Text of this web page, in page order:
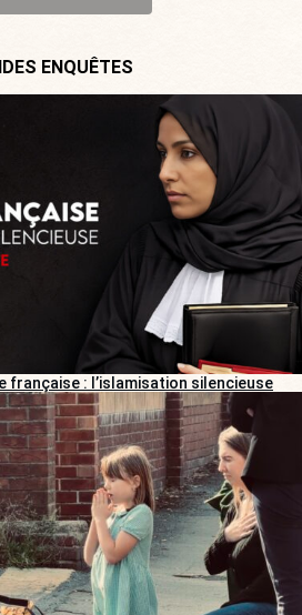
ENQUÊTES
française : l’islamisation silencieuse